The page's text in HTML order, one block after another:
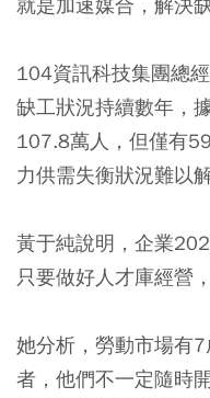
104資訊科技集團總
缺工狀況持續數年，
107.8萬人，但僅有
力供需失衡狀況難以解
黃于純說明，企業
只要做好人才庫經營
她分析，勞動市場有
者，他們不一定隨時